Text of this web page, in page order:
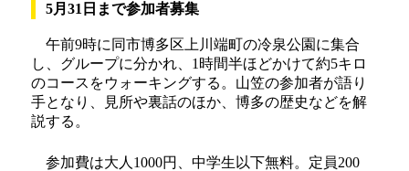
5月31日まで参加者募集
午前9時に同市博多区上川端町の冷泉公園に集合
し、グループに分かれ、1時間半ほどかけて約5キロ
のコースをウォーキングする。山笠の参加者が語り
手となり、見所や裏話のほか、博多の歴史などを解
説する。
参加費は大人1000円、中学生以下無料。定員200